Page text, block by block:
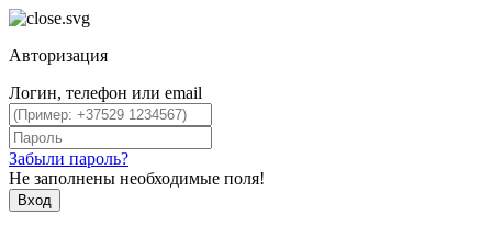
Авторизация
Логин, телефон или email
Забыли пароль?
Не заполнены необходимые поля!
Вход